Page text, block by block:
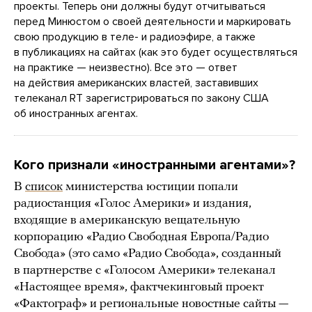
проекты. Теперь они должны будут отчитываться
перед Минюстом о своей деятельности и маркировать
свою продукцию в теле- и радиоэфире, а также
в публикациях на сайтах (как это будет осуществляться
на практике — неизвестно). Все это — ответ
на действия американских властей, заставивших
телеканал RT зарегистрироваться по закону США
об иностранных агентах.
Кого признали «иностранными агентами»?
В список министерства юстиции попали
радиостанция «Голос Америки» и издания,
входящие в американскую вещательную
корпорацию «Радио Свободная Европа/Радио
Свобода» (это само «Радио Свобода», созданный
в партнерстве с «Голосом Америки» телеканал
«Настоящее время», фактчекинговый проект
«Фактограф» и региональные новостные сайты —